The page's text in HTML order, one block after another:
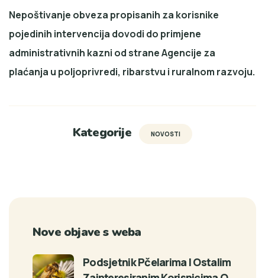
Nepoštivanje obveza propisanih za korisnike
pojedinih intervencija dovodi do primjene
administrativnih kazni od strane Agencije za
plaćanja u poljoprivredi, ribarstvu i ruralnom razvoju.
Kategorije NOVOSTI
Nove objave s weba
Podsjetnik Pčelarima I Ostalim